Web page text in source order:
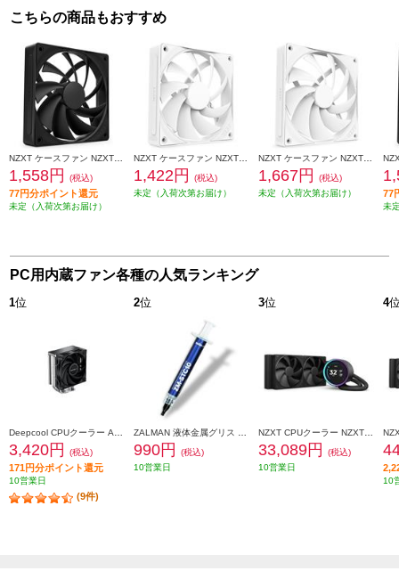
こちらの商品もおすすめ
NZXT ケースファン NZXT F120Q v2 Black RF-Q12SF-B2
1,558円 (税込)
77円分ポイント還元
未定（入荷次第お届け）
NZXT ケースファン NZXT F120Q v2 White RF-Q12SF-W2
1,422円
(税込)
未定（入荷次第お届け）
NZXT ケースファン NZXT F140Q v2 White RF-Q14SF-W2
1,667円
(税込)
未定（入荷次第お届け）
77
未
PC用内蔵ファン各種の人気ランキング
1位
Deepcool CPUクーラー AK400 R-AK400-BKNNMN-G-1
3,420円 (税込)
171円分ポイント還元
10営業日
(9件)
2位
ZALMAN 液体金属グリス ZM-STC10
990円
(税込)
10営業日
3位
NZXT CPUクーラー NZXT Kraken Elite 240 v2 Black RL-KN24E-B2
33,089円
(税込)
10営業日
4
10